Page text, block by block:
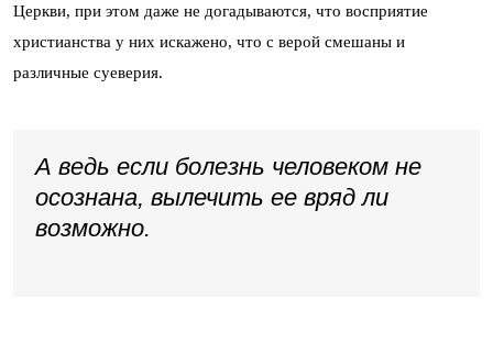
Церкви, при этом даже не догадываются, что восприятие
христианства у них искажено, что с верой смешаны и
различные суеверия.
А ведь если болезнь человеком не
осознана, вылечить ее вряд ли
возможно.